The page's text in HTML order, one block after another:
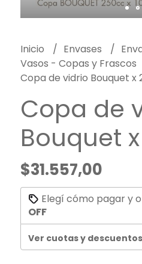
Inicio Envases
Vasos - Copas y Frascos
Copa de vidrio Bouquet x
Copa de
Bouquet
$31.557,00
Elegí cómo pagar y
OFF
Ver cuotas y descuentos